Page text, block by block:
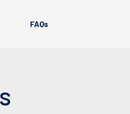
FAQs